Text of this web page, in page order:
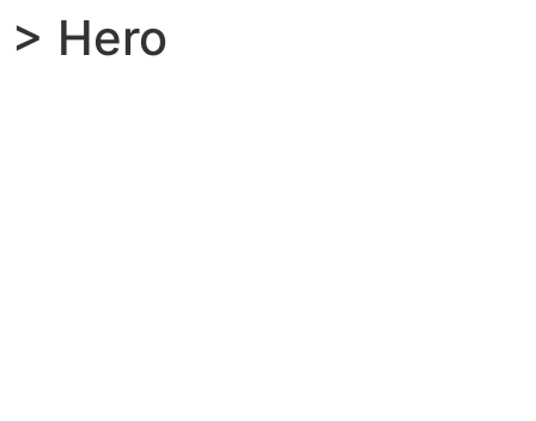
> Hero